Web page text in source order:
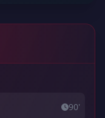
90'